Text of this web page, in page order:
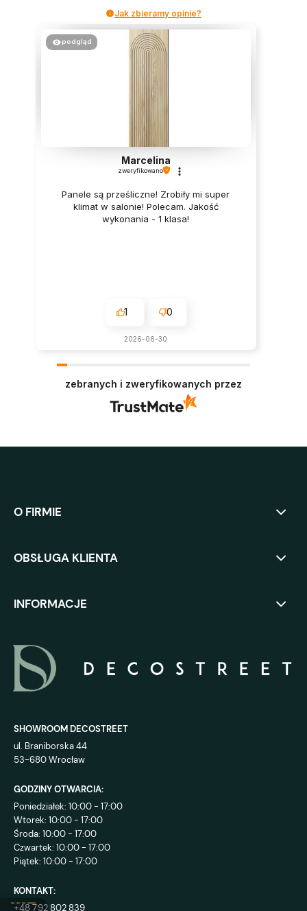
Jak zbieramy opinie?
podgląd
Marcelina
zweryfikowano
Panele są prześliczne! Zrobiły mi super
klimat w salonie! Polecam. Jakość
wykonania - 1 klasa!
1 0
2026-06-30
zebranych i zweryfikowanych przez
O FIRMIE
OBSŁUGA KLIENTA
INFORMACJE
SHOWROOM DECOSTREET
ul. Braniborska 44
53-680 Wrocław
GODZINY OTWARCIA:
Poniedziałek: 10:00 - 17:00
Wtorek: 10:00 - 17:00
Środa: 10:00 - 17:00
Czwartek: 10:00 - 17:00
Piątek: 10:00 - 17:00
KONTAKT:
+48 792 802 839